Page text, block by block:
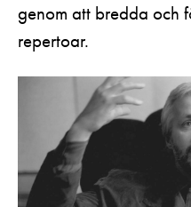
Press
Jobba hos oss
Nyhetsbrev
Svenska Teatern Live
genom att bredda och
repertoar.